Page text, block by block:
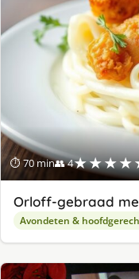
⏱ 70 min👥 4
Orloff-gebraad
Avondeten &